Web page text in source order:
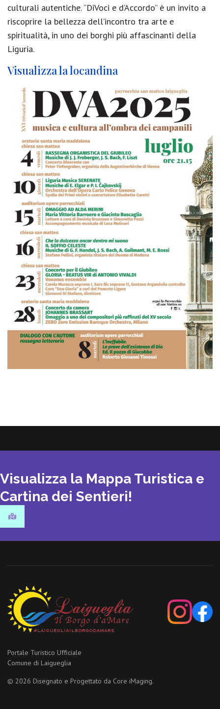
culturali autentiche. “DiVoci e d’Accordo” è un invito a
riscoprire la bellezza dell’incontro tra arte e
spiritualità, in uno dei borghi più affascinanti della
Liguria.
Visualizza la locandina
Visualizza la Mappa Turistica e
Cartina dei Sentieri!
Portale Turistico Ufficiale
Comune di Laigueglia
© 2026 Disegnato e Progettato da Core iMaging.